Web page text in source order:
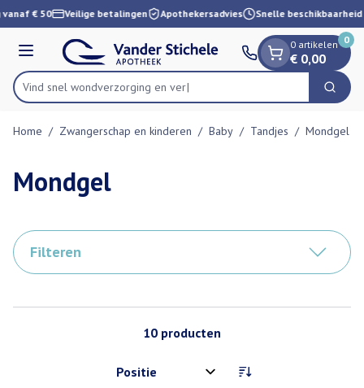
Ga naar de inhoud
1 van 1
€ 50 Veilige betalingen Apothekersadvies Snelle beschikbaarheid
Menu
Product, merk, categorie...
Vind snel wondverzorg Zoek
0 artikelen
€ 0,00
0
Home / Zwangerschap en kinderen / Baby / Tandjes / Mondgel
Mondgel
Filteren
10 producten
Sorteer op: